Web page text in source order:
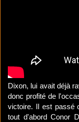
Dixon, lui avait déjà
donc profité de
victoire. Il est passé
tout d'abord Conor